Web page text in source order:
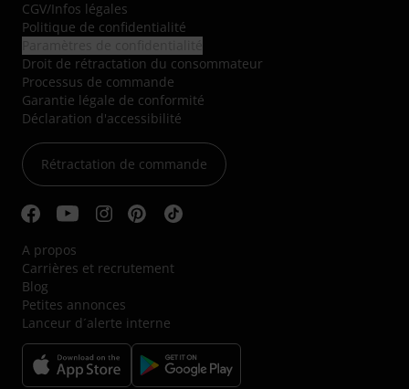
CGV/Infos légales
Politique de confidentialité
Droit de rétractation du consommateur
Processus de commande
Garantie légale de conformité
Déclaration d'accessibilité
Rétractation de commande
A propos
Carrières et recrutement
Blog
Petites annonces
Lanceur d´alerte interne